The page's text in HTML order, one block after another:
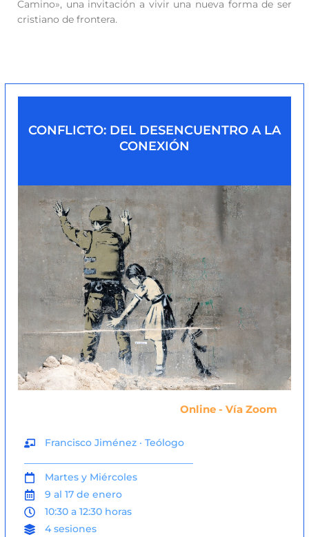
Camino», una invitación a vivir una nueva forma de ser
cristiano de frontera.
CONFLICTO: DEL DESENCUENTRO A LA
CONEXIÓN
Online - Vía Zoom
Francisco Jiménez · Teólogo
Martes y Miércoles
9 al 17 de enero
10:30 a 12:30 horas
4 sesiones